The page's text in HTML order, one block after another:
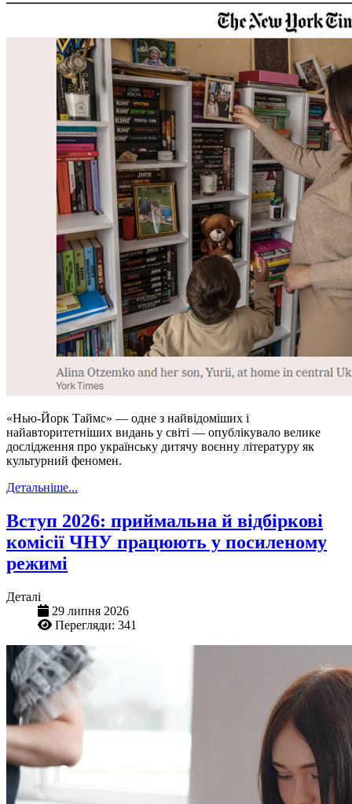
«Нью-Йорк Таймс» — одне з найвідоміших і
найавторитетніших видань у світі — опублікувало велике
дослідження про українську дитячу воєнну літературу як
культурний феномен.
Детальніше...
Вступ 2026: приймальна й відбіркові
комісії ЧНУ працюють у посиленому
режимі
Деталі
29 липня 2026
Перегляди: 341